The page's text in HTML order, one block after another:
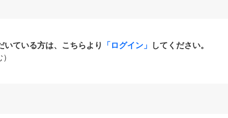
ている方は、こちらより 「ログイン」 してください。